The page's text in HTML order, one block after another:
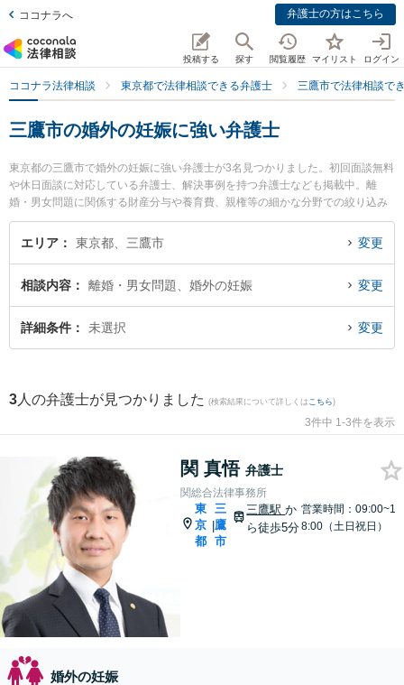
ココナラへ 弁護士の方はこちら
投稿する 探す 閲覧履歴 マイリスト ログイン
ココナラ法律相談 東京都で法律相談できる弁護士 三鷹市で法律相談で
三鷹市の婚外の妊娠に強い弁護士
東京都の三鷹市で婚外の妊娠に強い弁護士が3名見つかりました。初回面談無料
や休日面談に対応している弁護士、解決事例を持つ弁護士なども掲載中。離
婚・男女問題に関係する財産分与や養育費、親権等の細かな分野での絞り込み
検索もでき便利です。特に関総合法律事務所の関 真悟弁護士やみたか総合法律
事務所の齊藤 遼亮弁護士、三鷹の森法律事務所の薦田 知浩弁護士のプロフィー
のトラブル解決の実績豊富な近くの弁護士を検索したい』『初回相談無料で婚
外の妊娠を法律相談できる三鷹市内の弁護士に相談予約したい』などでお困り
の相談者さんにおすすめです。
エリア 東京都、三鷹市 変更
相談内容 離婚・男女問題、婚外の妊娠 変更
詳細条件 未選択 変更
3 人の弁護士が見つかりました (検索結果について詳しくは こちら)
3件中 1-3件を表示
関 真悟 弁護士
関総合法律事務所
東
京
都
|
三
鷹
市
三鷹駅か
ら徒歩5分
営業時間：09:00~1
8:00（土日祝日）
婚外の妊娠